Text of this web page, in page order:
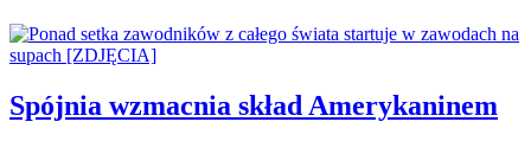
Spójnia wzmacnia skład Amerykaninem